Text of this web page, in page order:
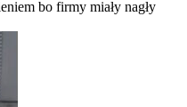
bo firmy miały nagły